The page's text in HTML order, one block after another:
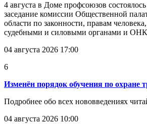
4 августа в Доме профсоюзов
заседание комиссии Общественной
области по законности, правам
судебными и силовыми органами и
04 августа 2026 17:00
6
Изменён порядок обучения по охране
Подробнее обо всех нововведениях
04 августа 2026 10:00